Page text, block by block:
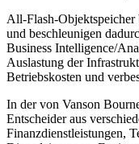
All-Flash-Objektspeicher
und beschleunigen
Business Intelligence/
Auslastung der
Betriebskosten und
In der von Vanson
Entscheider aus
Finanzdienstleistungen,